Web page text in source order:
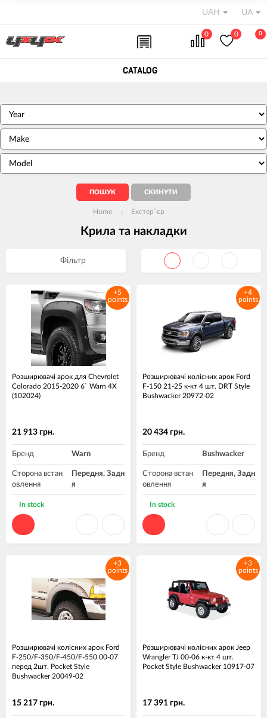
UAH UA
0 0 0
CATALOG
Home Екстер`єр
Крила та накладки
Фільтр
+5
points
Розширювачі арок для Chevrolet
Colorado 2015-2020 6` Warn 4X
(102024)
21 913 грн.
Бренд Warn
Сторона встан
овлення
Передня, Задн
я
Матеріал
In stock
+4
points
Розширювачі колісних арок Ford
F-150 21-25 к-кт 4 шт. DRT Style
Bushwacker 20972-02
20 434 грн.
Бренд Bushwacker
Сторона встан
овлення
Передня, Задн
я
In stock
+3
points
Розширювачі колісних арок Ford
F-250/F-350/F-450/F-550 00-07
перед 2шт. Pocket Style
Bushwacker 20049-02
15 217 грн.
+3
points
Розширювачі колісних арок Jeep
Wrangler TJ 00-06 к-кт 4 шт.
Pocket Style Bushwacker 10917-07
17 391 грн.